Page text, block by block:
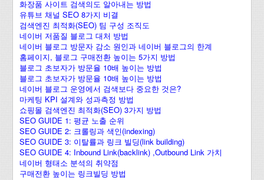
화장품 사이트 검색의도 알아내는 방법
유튜브 채널 SEO 8가지 비결
검색엔진 최적화(SEO) 팀 구성 조직도
네이버 저품질 블로그 대처 방법
네이버 블로그 방문자 감소 원인과 네이버 블로그의 한계
홈페이지, 블로그 구매전환 높이는 5가지 방법
블로그 초보자가 방문율 10배 높이는 방법
블로그 초보자가 방문율 10배 높이는 방법
네이버 블로그 운영에서 검색보다 중요한 것은?
마케팅 KPI 설계와 성과측정 방법
쇼핑몰 검색엔진 최적화(SEO) 3가지 방법
SEO GUIDE 1: 평균 노출 순위
SEO GUIDE 2: 크롤링과 색인(indexing)
SEO GUIDE 3: 이탈률과 링크 빌딩(link building)
SEO GUIDE 4: Inbound Link(backlink) ,Outbound Link 가치
네이버 형태소 분석의 취약점
구매전환 높이는 링크빌딩 방법